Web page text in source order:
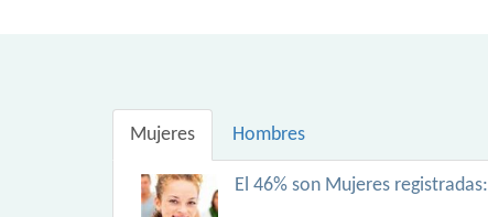
Mujeres Hombres
El 46% son Mujeres registradas: